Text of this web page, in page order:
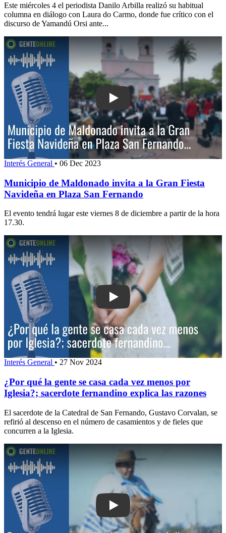
Este miércoles 4 el periodista Danilo Arbilla realizó su habitual
columna en diálogo con Laura do Carmo, donde fue crítico con el
discurso de Yamandú Orsi ante...
Play: Municipio de Maldonado invita
Interés General • 06 Dec 2023
Municipio de Maldonado invita a la Gran Fiesta
Navideña en Plaza San Fernando
El evento tendrá lugar este viernes 8 de diciembre a partir de la hora
17.30.
Play: ¿Por qué la gente se casa
Interés General • 27 Nov 2024
¿Por qué la gente se casa cada vez menos por
Iglesia?; sacerdote fernandino explica las razones
El sacerdote de la Catedral de San Fernando, Gustavo Corvalan, se
refirió al descenso en el número de casamientos y de fieles que
concurren a la Iglesia.
Play: Tort se encuentra cumpliendo